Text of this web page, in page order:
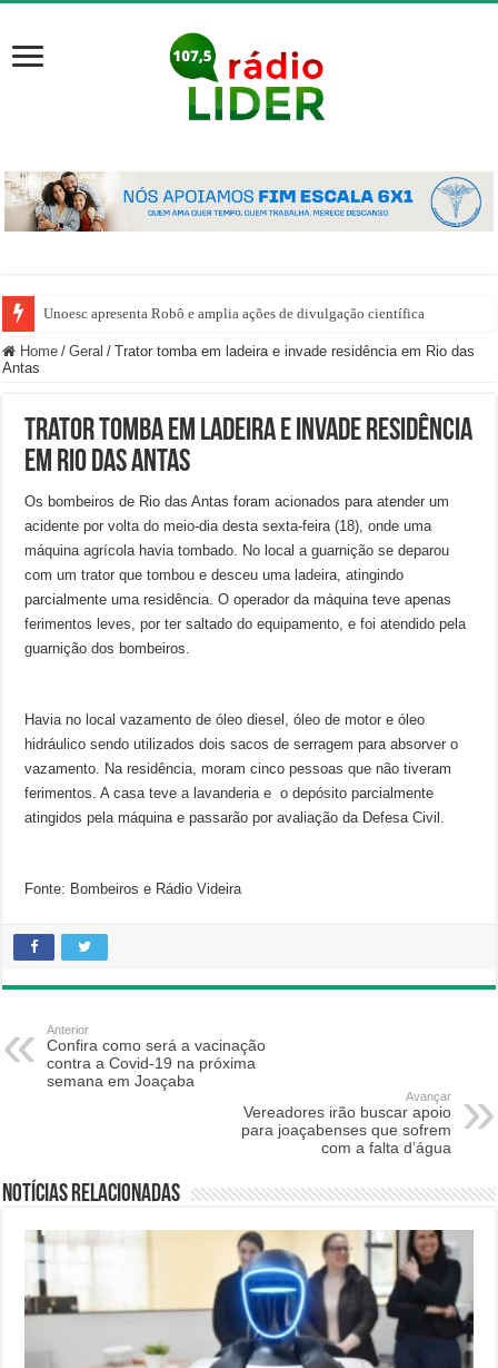
Unoesc apresenta Robô e amplia ações de divulgação científica
Home / Geral / Trator tomba em ladeira e invade residência em Rio das
Antas
Trator tomba em ladeira e invade residência
em Rio das Antas
Os bombeiros de Rio das Antas foram acionados para atender um
acidente por volta do meio-dia desta sexta-feira (18), onde uma
máquina agrícola havia tombado. No local a guarnição se deparou
com um trator que tombou e desceu uma ladeira, atingindo
parcialmente uma residência. O operador da máquina teve apenas
ferimentos leves, por ter saltado do equipamento, e foi atendido pela
guarnição dos bombeiros.
Havia no local vazamento de óleo diesel, óleo de motor e óleo
hidráulico sendo utilizados dois sacos de serragem para absorver o
vazamento. Na residência, moram cinco pessoas que não tiveram
ferimentos. A casa teve a lavanderia e o depósito parcialmente
atingidos pela máquina e passarão por avaliação da Defesa Civil.
Fonte: Bombeiros e Rádio Videira
Anterior
Confira como será a vacinação
contra a Covid-19 na próxima
semana em Joaçaba
Avançar
Vereadores irão buscar apoio
para joaçabenses que sofrem
com a falta d’água
Notícias relacionadas